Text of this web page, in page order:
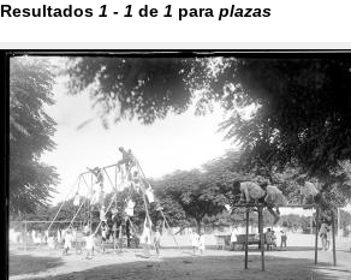
Resultados 1 - 1 de 1 para plazas